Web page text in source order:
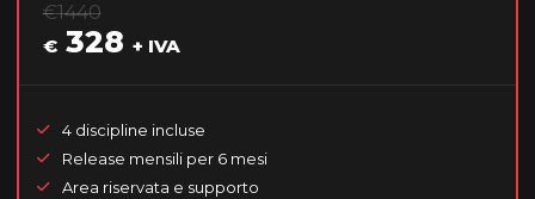
€1440
€328 + IVA
4 discipline incluse
Release mensili per 6 mesi
Area riservata e supporto